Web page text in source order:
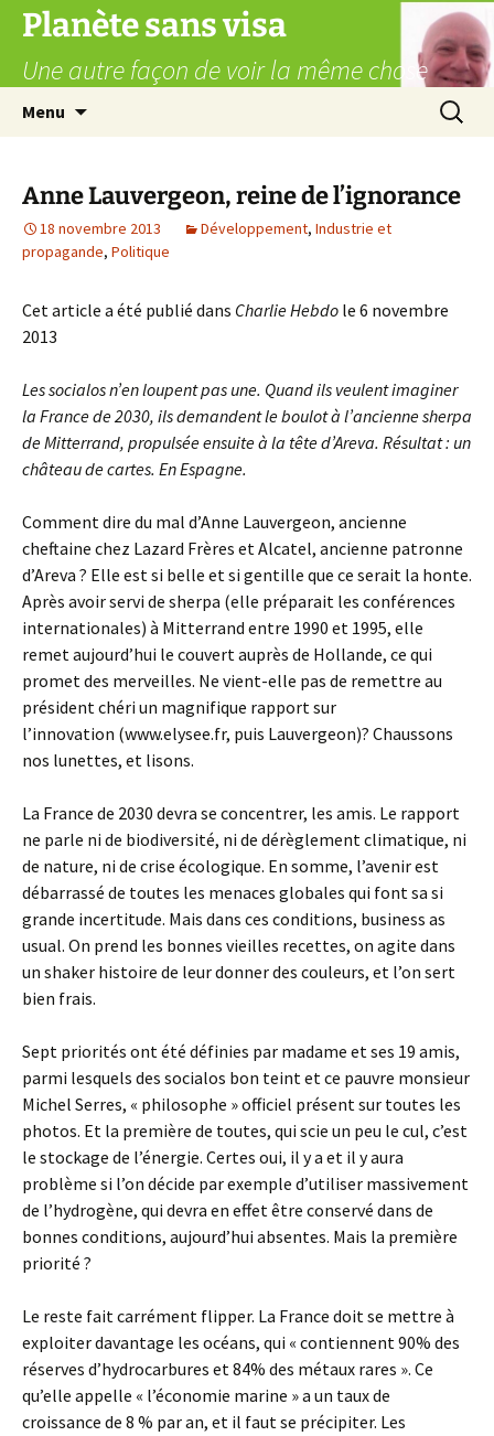
Aller
contenu
Planète sans visa
Une autre façon de voir la même chose
Menu
Anne Lauvergeon, reine de l’ignorance
18 novembre 2013 Développement, Industrie et
propagande, Politique
Cet article a été publié dans Charlie Hebdo le 6 novembre
2013
Les socialos n’en loupent pas une. Quand ils veulent imaginer
la France de 2030, ils demandent le boulot à l’ancienne sherpa
de Mitterrand, propulsée ensuite à la tête d’Areva. Résultat : un
château de cartes. En Espagne.
Comment dire du mal d’Anne Lauvergeon, ancienne
cheftaine chez Lazard Frères et Alcatel, ancienne patronne
d’Areva ? Elle est si belle et si gentille que ce serait la honte.
Après avoir servi de sherpa (elle préparait les conférences
internationales) à Mitterrand entre 1990 et 1995, elle
remet aujourd’hui le couvert auprès de Hollande, ce qui
promet des merveilles. Ne vient-elle pas de remettre au
président chéri un magnifique rapport sur
l’innovation (www.elysee.fr, puis Lauvergeon)? Chaussons
nos lunettes, et lisons.
La France de 2030 devra se concentrer, les amis. Le rapport
ne parle ni de biodiversité, ni de dérèglement climatique, ni
de nature, ni de crise écologique. En somme, l’avenir est
débarrassé de toutes les menaces globales qui font sa si
grande incertitude. Mais dans ces conditions, business as
usual. On prend les bonnes vieilles recettes, on agite dans
un shaker histoire de leur donner des couleurs, et l’on sert
bien frais.
Sept priorités ont été définies par madame et ses 19 amis,
parmi lesquels des socialos bon teint et ce pauvre monsieur
Michel Serres, « philosophe » officiel présent sur toutes les
photos. Et la première de toutes, qui scie un peu le cul, c’est
le stockage de l’énergie. Certes oui, il y a et il y aura
problème si l’on décide par exemple d’utiliser massivement
de l’hydrogène, qui devra en effet être conservé dans de
bonnes conditions, aujourd’hui absentes. Mais la première
priorité ?
Le reste fait carrément flipper. La France doit se mettre à
exploiter davantage les océans, qui « contiennent 90% des
réserves d’hydrocarbures et 84% des métaux rares ». Ce
qu’elle appelle « l’économie marine » a un taux de
croissance de 8 % par an, et il faut se précipiter. Les